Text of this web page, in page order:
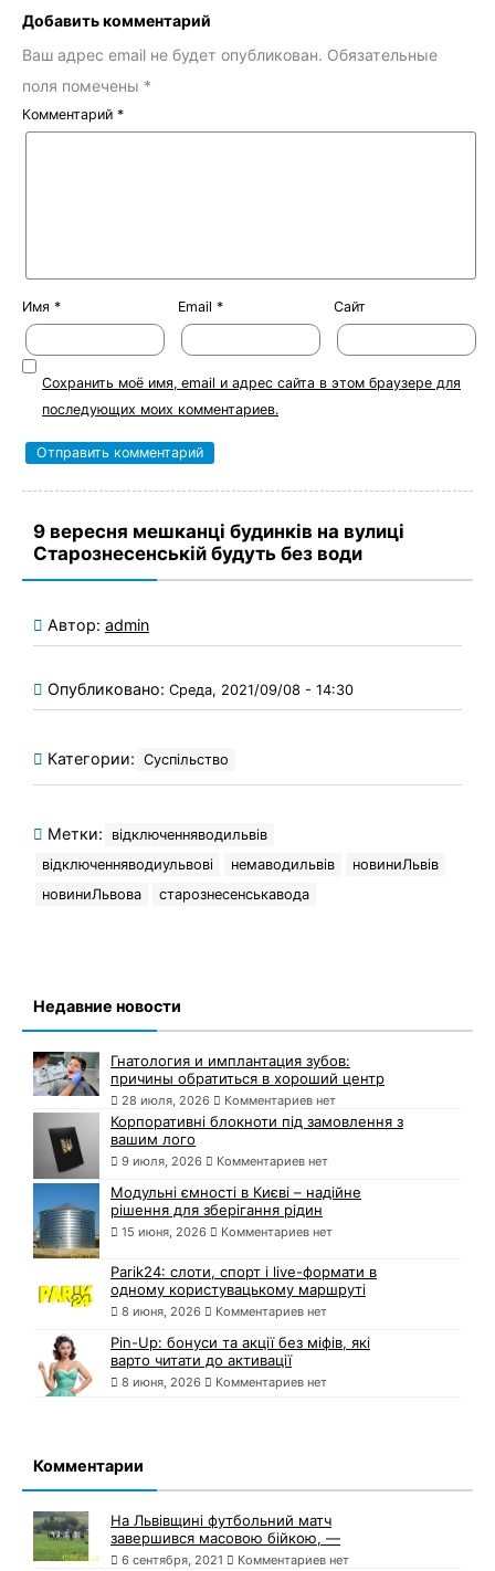
Добавить комментарий
Ваш адрес email не будет опубликован. Обязательные
поля помечены *
Комментарий *
Имя * Email * Сайт
Сохранить моё имя, email и адрес сайта в этом браузере для
последующих моих комментариев.
9 вересня мешканці будинків на вулиці
Старознесенській будуть без води
Автор: admin
Опубликовано: Среда, 2021/09/08 - 14:30
Категории: Суспільство
Метки:
відключенняводильвів
відключенняводиульвові
немаводильвів
новиниЛьвів
новиниЛьвова
старознесенськавода
Недавние новости
Гнатология и имплантация зубов:
причины обратиться в хороший центр
28 июля, 2026 Комментариев нет
Корпоративні блокноти під замовлення з
вашим лого
9 июля, 2026 Комментариев нет
Модульні ємності в Києві – надійне
рішення для зберігання рідин
15 июня, 2026 Комментариев нет
Parik24: слоти, спорт і live-формати в
одному користувацькому маршруті
8 июня, 2026 Комментариев нет
Pin-Up: бонуси та акції без міфів, які
варто читати до активації
8 июня, 2026 Комментариев нет
Комментарии
На Львівщині футбольний матч
завершився масовою бійкою, —
6 сентября, 2021 Комментариев нет